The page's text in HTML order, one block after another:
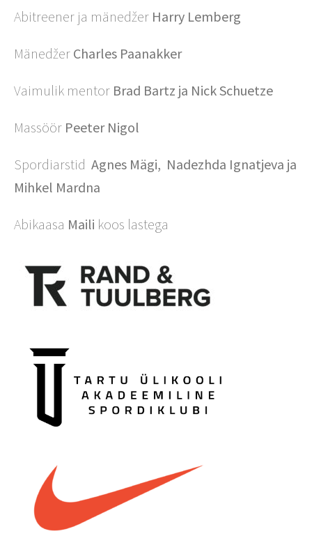
Abitreener ja mänedžer Harry Lemberg
Mänedžer Charles Paanakker
Vaimulik mentor Brad Bartz ja Nick Schuetze
Massöör Peeter Nigol
Spordiarstid Agnes Mägi, Nadezhda Ignatjeva ja
Mihkel Mardna
Abikaasa Maili koos lastega